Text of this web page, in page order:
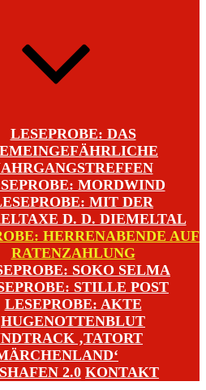
LESEPROBE: DAS
MORDWIND
MIT DER
D. D. DIEMELTAL
HERRENABENDE AUF
RATENZAHLUNG
SOKO SELMA
STILLE POST
LESEPROBE: AKTE
HUGENOTTENBLUT
‚TATORT
2.0 KONTAKT